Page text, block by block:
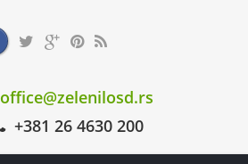
office@zelenilosd.rs
+381 26 4630 200